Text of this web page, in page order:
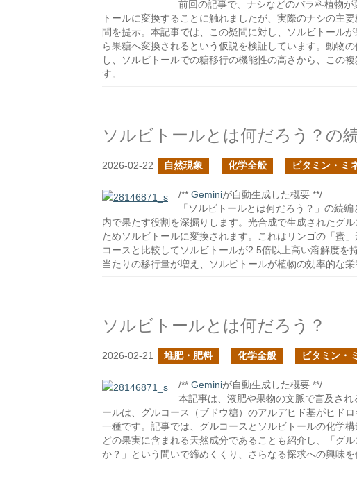
前回の記事で、ナシなどのバラ科植物
トールに変換することに触れましたが、実際のナシの主
問を提示。本記事では、この疑問に対し、ソルビトール
ら果糖へ変換されるという仮説を検証しています。動物
し、ソルビトールでの糖移行の機能性の高さから、この
す。
ソルビトールとは何だろう？の
2026-02-22 自然現象 化学全般 ビタミン・ミ
/** Geminiが自動生成した概要 **/
「ソルビトールとは何だろう？」の続
内で果たす役割を深掘りします。光合成で生成されたグ
ためソルビトールに変換されます。これはリンゴの「蜜
コースと比較してソルビトールが2.5倍以上高い溶解度を
当たりの移行量が増え、ソルビトールが植物の効率的な
ソルビトールとは何だろう？
2026-02-21 堆肥・肥料 化学全般 ビタミン・
/** Geminiが自動生成した概要 **/
本記事は、液肥や果物の文脈で言及さ
ールは、グルコース（ブドウ糖）のアルデヒド基がヒド
一種です。記事では、グルコースとソルビトールの化学
どの果実に含まれる天然成分であることも紹介し、「グ
か？」という問いで締めくくり、さらなる探求への興味を